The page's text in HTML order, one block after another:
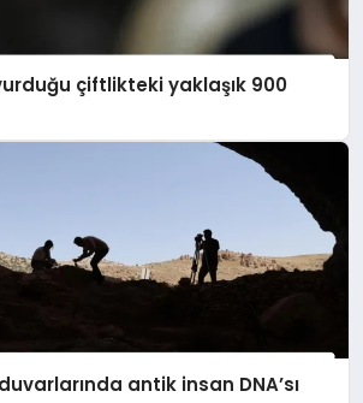
çiftlikteki yaklaşık 900
antik insan DNA’sı